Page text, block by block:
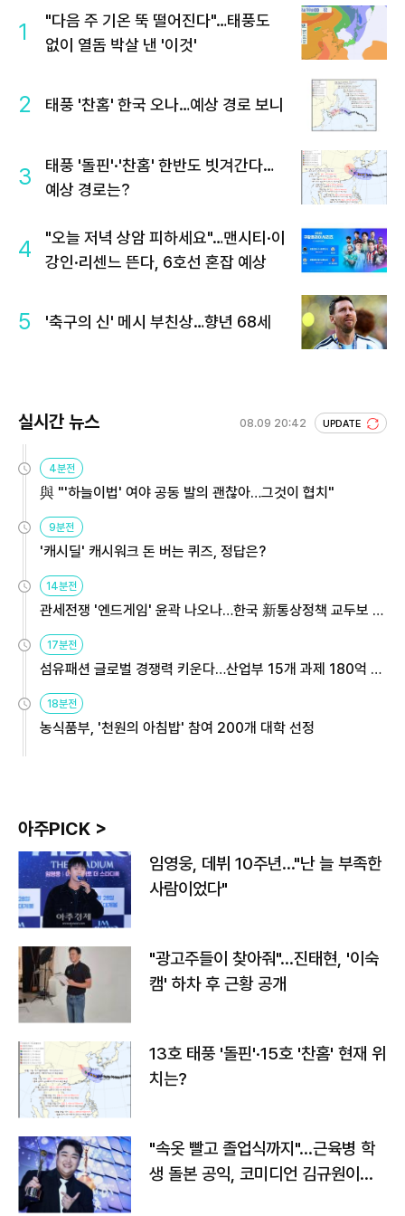
1
"다음 주 기온 뚝 떨어진다"…태풍도
없이 열돔 박살 낸 '이것'
2 태풍 '찬홈' 한국 오나…예상 경로 보니
3
태풍 '돌핀'·'찬홈' 한반도 빗겨간다…
예상 경로는?
4
"오늘 저녁 상암 피하세요"…맨시티·이
강인·리센느 뜬다, 6호선 혼잡 예상
5 '축구의 신' 메시 부친상…향년 68세
실시간 뉴스 08.09 20:42 UPDATE
4분전
與 "'하늘이법' 여야 공동 발의 괜찮아…그것이 협치"
9분전
'캐시딜' 캐시워크 돈 버는 퀴즈, 정답은?
14분전
관세전쟁 '엔드게임' 윤곽 나오나…한국 新통상정책 교두보 활
용해야
17분전
섬유패션 글로벌 경쟁력 키운다…산업부 15개 과제 180억 지
원
18분전
농식품부, '천원의 아침밥' 참여 200개 대학 선정
아주PICK >
임영웅, 데뷔 10주년…"난 늘 부족한
사람이었다"
"광고주들이 찾아줘"…진태현, '이숙
캠' 하차 후 근황 공개
13호 태풍 '돌핀'·15호 '찬홈' 현재 위
치는?
"속옷 빨고 졸업식까지"…근육병 학
생 돌본 공익, 코미디언 김규원이었